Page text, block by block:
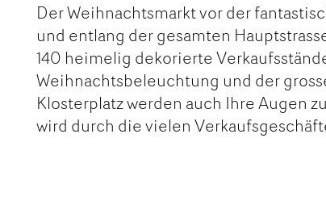
Der Weihnachtsmarkt vor der
und entlang der gesamten
140 heimelig dekorierte
Weihnachtsbeleuchtung und der
Klosterplatz werden auch Ihre Augen
wird durch die vielen